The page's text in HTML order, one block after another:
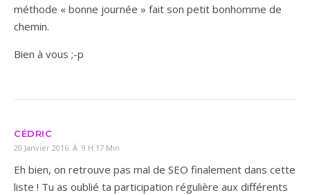
méthode « bonne journée » fait son petit bonhomme de
chemin.
Bien à vous ;-p
CÉDRIC
20 Janvier 2016 À 9 H 17 Min
Eh bien, on retrouve pas mal de SEO finalement dans cette
liste ! Tu as oublié ta participation régulière aux différents